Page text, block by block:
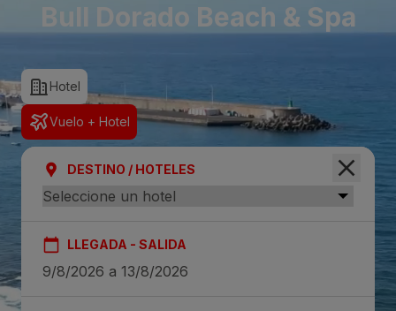
Bull Dorado Beach & Spa
Hotel
Vuelo + Hotel
DESTINO / HOTELES
LLEGADA - SALIDA